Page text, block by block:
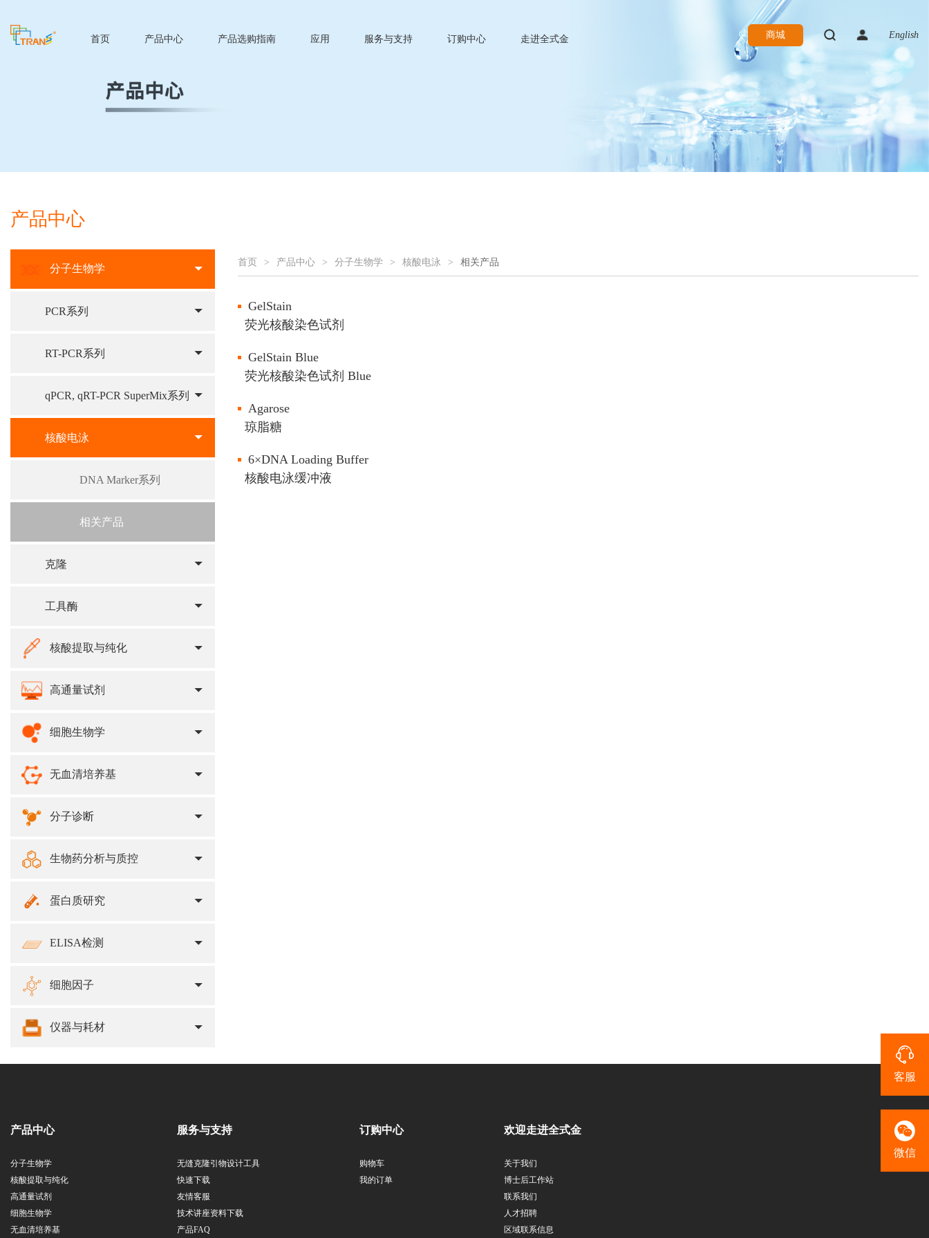
首页 产品中心 产品选购指南 应用 服务与支持 订购中心 走进全式金 商城 English
产品中心
分子生物学
PCR系列
RT-PCR系列
qPCR, qRT-PCR SuperMix系列
核酸电泳
DNA Marker系列
相关产品
克隆
工具酶
核酸提取与纯化
高通量试剂
细胞生物学
无血清培养基
分子诊断
生物药分析与质控
蛋白质研究
ELISA检测
细胞因子
仪器与耗材
首页 > 产品中心 > 分子生物学 > 核酸电泳 > 相关产品
GelStain
荧光核酸染色试剂
GelStain Blue
荧光核酸染色试剂 Blue
Agarose
琼脂糖
6×DNA Loading Buffer
核酸电泳缓冲液
产品中心
分子生物学
核酸提取与纯化
高通量试剂
细胞生物学
无血清培养基
服务与支持
无缝克隆引物设计工具
快速下载
友情客服
技术讲座资料下载
产品FAQ
订购中心
购物车
我的订单
欢迎走进全式金
关于我们
博士后工作站
联系我们
人才招聘
区域联系信息
客服
微信